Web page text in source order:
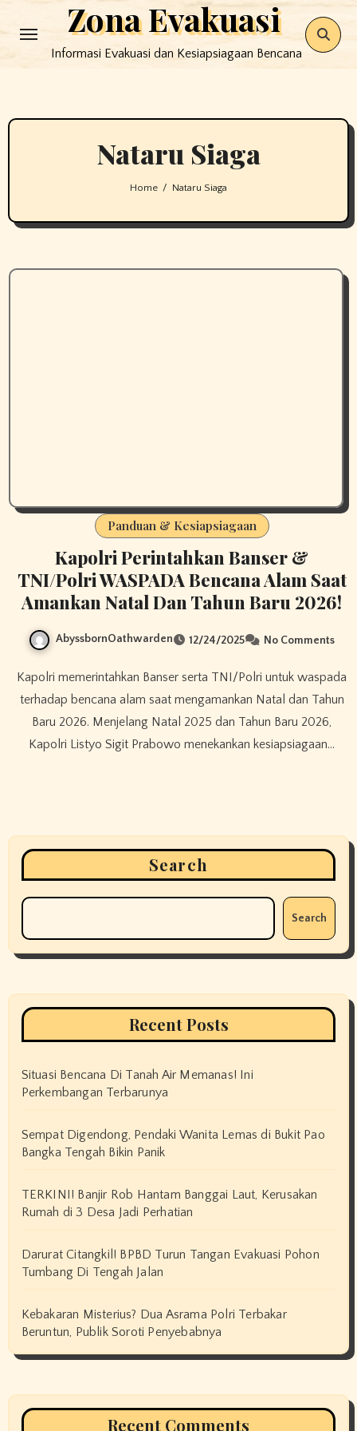
to
Zona Evakuasi
Informasi Evakuasi dan Kesiapsiagaan Bencana
Nataru Siaga
Home Nataru Siaga
Panduan & Kesiapsiagaan
Kapolri Perintahkan Banser &
TNI/Polri WASPADA Bencana Alam Saat
Amankan Natal Dan Tahun Baru 2026!​
AbyssbornOathwarden 12/24/2025 No Comments
Kapolri memerintahkan Banser serta TNI/Polri untuk waspada
terhadap bencana alam saat mengamankan Natal dan Tahun
Baru 2026. Menjelang Natal 2025 dan Tahun Baru 2026,
Kapolri Listyo Sigit Prabowo menekankan kesiapsiagaan…
Search
Search
Recent Posts
Situasi Bencana Di Tanah Air Memanas! Ini
Perkembangan Terbarunya
Sempat Digendong, Pendaki Wanita Lemas di Bukit Pao
Bangka Tengah Bikin Panik
TERKINI! Banjir Rob Hantam Banggai Laut, Kerusakan
Rumah di 3 Desa Jadi Perhatian
Darurat Citangkil! BPBD Turun Tangan Evakuasi Pohon
Tumbang Di Tengah Jalan
Kebakaran Misterius? Dua Asrama Polri Terbakar
Beruntun, Publik Soroti Penyebabnya
Recent Comments